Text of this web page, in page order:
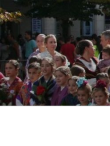
Saltar
al
contenido